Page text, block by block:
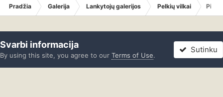
Pradžia Galerija Lankytojų galerijos Pelkių vilkai
Svarbi informacija
By using this site, you agree to our Terms of Use.
Sutinku
Forumas Neskaityta Prisijungti Registracija Daugiau